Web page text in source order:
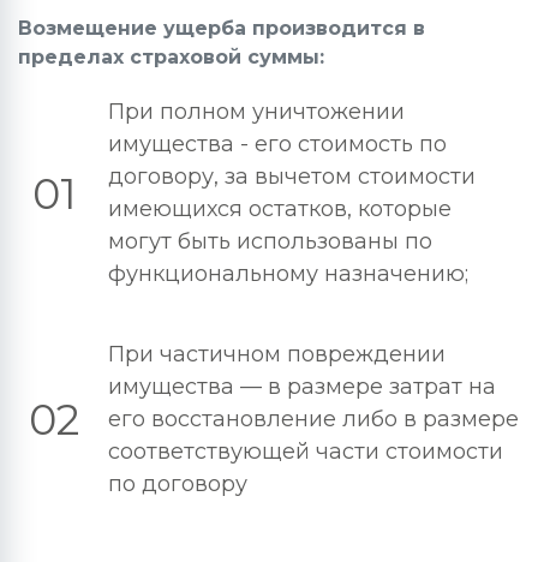
Возмещение ущерба производится в
пределах страховой суммы:
01
При полном уничтожении
имущества - его стоимость по
договору, за вычетом стоимости
имеющихся остатков, которые
могут быть использованы по
функциональному назначению;
02
При частичном повреждении
имущества — в размере затрат на
его восстановление либо в размере
соответствующей части стоимости
по договору